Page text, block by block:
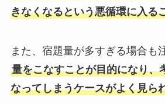
きなくなるという悪循環に入る
また、宿題量が多すぎる場合も
量をこなすことが目的になり、
なってしまうケースがよく見ら